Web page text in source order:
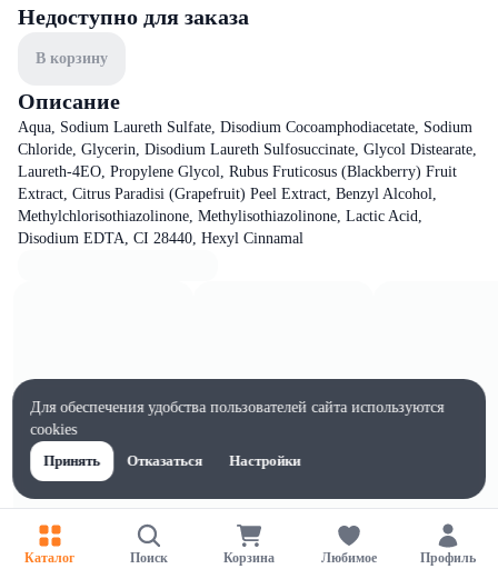
Недоступно для заказа
В корзину
Описание
Aqua, Sodium Laureth Sulfate, Disodium Cocoamphodiacetate, Sodium
Chloride, Glycerin, Disodium Laureth Sulfosuccinate, Glycol Distearate,
Laureth-4EO, Propylene Glycol, Rubus Fruticosus (Blackberry) Fruit
Extract, Citrus Paradisi (Grapefruit) Peel Extract, Benzyl Alcohol,
Methylchlorisothiazolinone, Methylisothiazolinone, Lactic Acid,
Disodium EDTA, CI 28440, Hexyl Сinnamal
Каталог Поиск Корзина Любимое Профиль
Для обеспечения удобства пользователей сайта используются
cookies
Принять
Отказаться Настройки